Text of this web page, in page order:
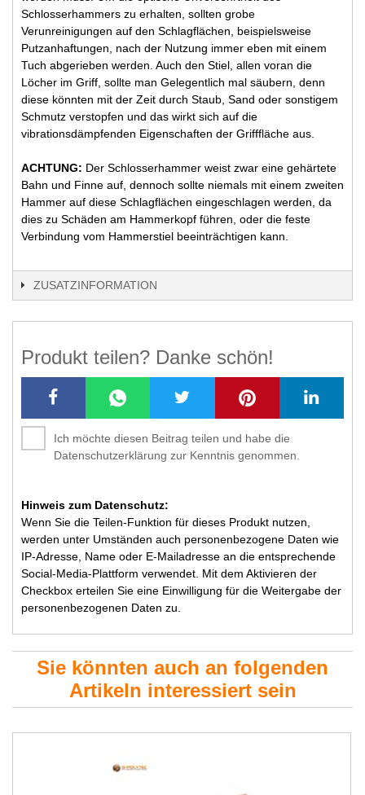
Schlosserhammers zu erhalten, sollten grobe
Verunreinigungen auf den Schlagflächen, beispielsweise
Putzanhaftungen, nach der Nutzung immer eben mit einem
Tuch abgerieben werden. Auch den Stiel, allen voran die
Löcher im Griff, sollte man Gelegentlich mal säubern, denn
diese könnten mit der Zeit durch Staub, Sand oder sonstigem
Schmutz verstopfen und das wirkt sich auf die
vibrationsdämpfenden Eigenschaften der Grifffläche aus.
ACHTUNG: Der Schlosserhammer weist zwar eine gehärtete
Bahn und Finne auf, dennoch sollte niemals mit einem zweiten
Hammer auf diese Schlagflächen eingeschlagen werden, da
dies zu Schäden am Hammerkopf führen, oder die feste
Verbindung vom Hammerstiel beeinträchtigen kann.
ZUSATZINFORMATION
Produkt teilen? Danke schön!
Ich möchte diesen Beitrag teilen und habe die
Datenschutzerklärung zur Kenntnis genommen.
Hinweis zum Datenschutz:
Wenn Sie die Teilen-Funktion für dieses Produkt nutzen,
werden unter Umständen auch personenbezogene Daten wie
IP-Adresse, Name oder E-Mailadresse an die entsprechende
Social-Media-Plattform verwendet. Mit dem Aktivieren der
Checkbox erteilen Sie eine Einwilligung für die Weitergabe der
personenbezogenen Daten zu.
Sie könnten auch an folgenden
Artikeln interessiert sein